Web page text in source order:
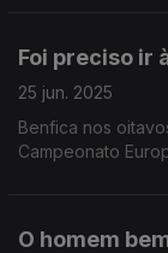
Foi preciso ir
25 jun. 2025
Benfica nos
Campeonato
O homem